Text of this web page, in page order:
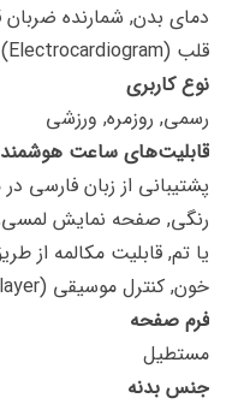
قلب (Electrocardiogram)
نوع کاربری
رسمی, روزمره, ورزشی
قابلیت‌های ساعت هوشمند
پشتیبانی از زبان فارسی
رنگی, صفحه نمایش
یا تم, قابلیت مکالمه از
خون, کنترل موسیقی (Music Player)
فرم صفحه
مستطیل
جنس بدنه